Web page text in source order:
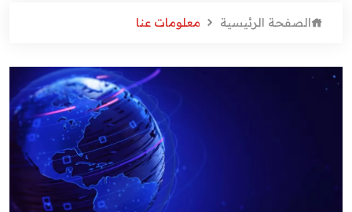
الصفحة الرئيسية معلومات عنا